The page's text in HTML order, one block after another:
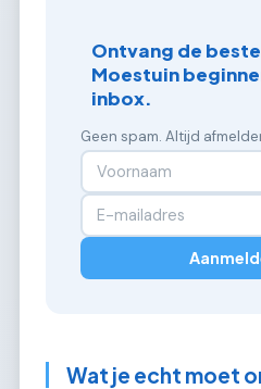
Ontvang de
Moestuin
inbox.
Geen spam. Altijd
Wat je echt moet